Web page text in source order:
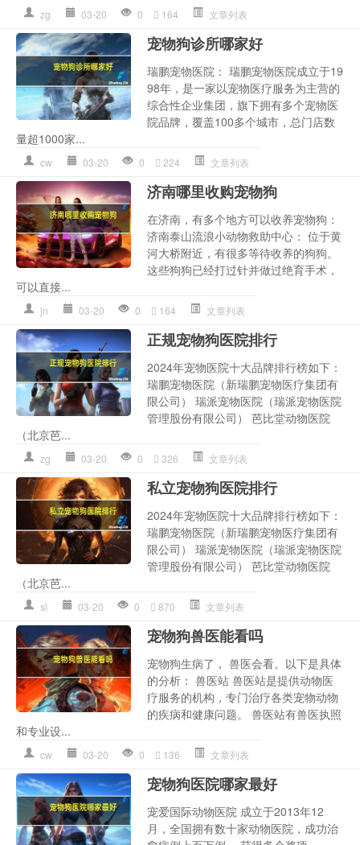
zg 03-20 0 164 文章列表
宠物狗诊所哪家好
瑞鹏宠物医院： 瑞鹏宠物医院成立于19
98年，是一家以宠物医疗服务为主营的
综合性企业集团，旗下拥有多个宠物医
院品牌，覆盖100多个城市，总门店数
量超1000家...
cw 03-20 0 224 文章列表
济南哪里收购宠物狗
在济南，有多个地方可以收养宠物狗：
济南泰山流浪小动物救助中心： 位于黄
河大桥附近，有很多等待收养的狗狗。
这些狗狗已经打过针并做过绝育手术，
可以直接...
jn 03-20 0 164 文章列表
正规宠物狗医院排行
2024年宠物医院十大品牌排行榜如下：
瑞鹏宠物医院（新瑞鹏宠物医疗集团有
限公司） 瑞派宠物医院（瑞派宠物医院
管理股份有限公司） 芭比堂动物医院
（北京芭...
zg 03-20 0 326 文章列表
私立宠物狗医院排行
2024年宠物医院十大品牌排行榜如下：
瑞鹏宠物医院（新瑞鹏宠物医疗集团有
限公司） 瑞派宠物医院（瑞派宠物医院
管理股份有限公司） 芭比堂动物医院
（北京芭...
sl 03-20 0 870 文章列表
宠物狗兽医能看吗
宠物狗生病了， 兽医会看。以下是具体
的分析： 兽医站 兽医站是提供动物医
疗服务的机构，专门治疗各类宠物动物
的疾病和健康问题。 兽医站有兽医执照
和专业设...
cw 03-20 0 136 文章列表
宠物狗医院哪家最好
宠爱国际动物医院 成立于2013年12
月，全国拥有数十家动物医院，成功治